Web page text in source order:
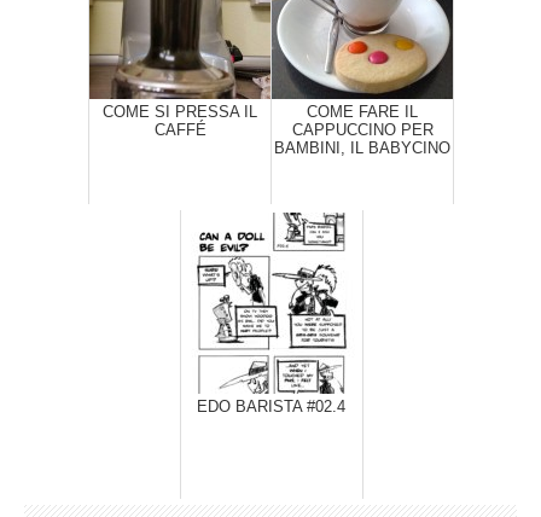
COME SI PRESSA IL
CAFFÉ
COME FARE IL
CAPPUCCINO PER
BAMBINI, IL BABYCINO
EDO BARISTA #02.4